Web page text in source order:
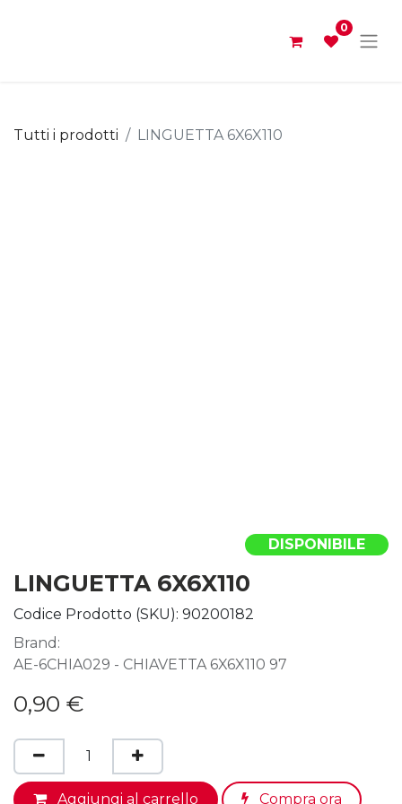
0
Tutti i prodotti LINGUETTA 6X6X110
DISPONIBILE
LINGUETTA 6X6X110
Codice Prodotto (SKU): 90200182
Brand:
AE-6CHIA029 - CHIAVETTA 6X6X110 97
0,90 €
Aggiungi al carrello Compra ora